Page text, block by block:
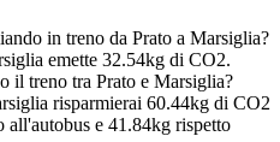
in treno da Prato a Marsiglia?
emette 32.54kg di CO2.
il treno tra Prato e Marsiglia?
risparmierai 60.44kg di CO2
e 41.84kg rispetto